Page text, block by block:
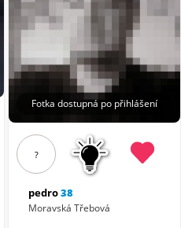
Fotka dostupná po přihlášení
?
pedro38
Moravská Třebová